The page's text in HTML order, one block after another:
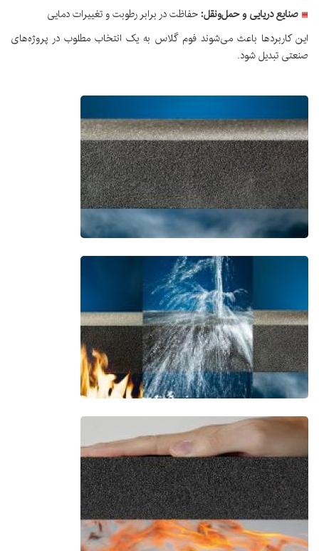
صنایع دریایی و حمل‌ونقل:حفاظت در برابر رطوبت و تغییرات دمایی
این کاربردها باعث می‌شوند فوم گلاس به یک انتخاب مطلوب در پروژه‌های
صنعتی تبدیل شود.